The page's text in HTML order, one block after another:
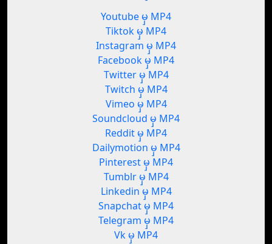
Youtube မှ MP4
Tiktok မှ MP4
Instagram မှ MP4
Facebook မှ MP4
Twitter မှ MP4
Twitch မှ MP4
Vimeo မှ MP4
Soundcloud မှ MP4
Reddit မှ MP4
Dailymotion မှ MP4
Pinterest မှ MP4
Tumblr မှ MP4
Linkedin မှ MP4
Snapchat မှ MP4
Telegram မှ MP4
Vk မှ MP4